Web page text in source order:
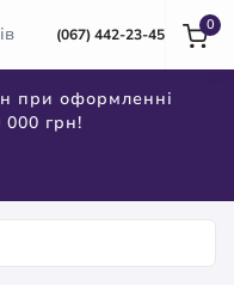
(067) 442-23-45
при оформленні
000 грн!
0